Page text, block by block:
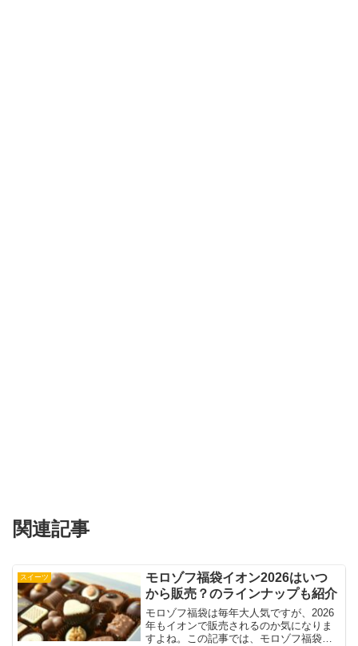
関連記事
スイーツ
モロゾフ福袋イオン2026はいつ
から販売？のラインナップも紹介
モロゾフ福袋は毎年大人気ですが、2026
年もイオンで販売されるのか気になりま
すよね。この記事では、モロゾフ福袋